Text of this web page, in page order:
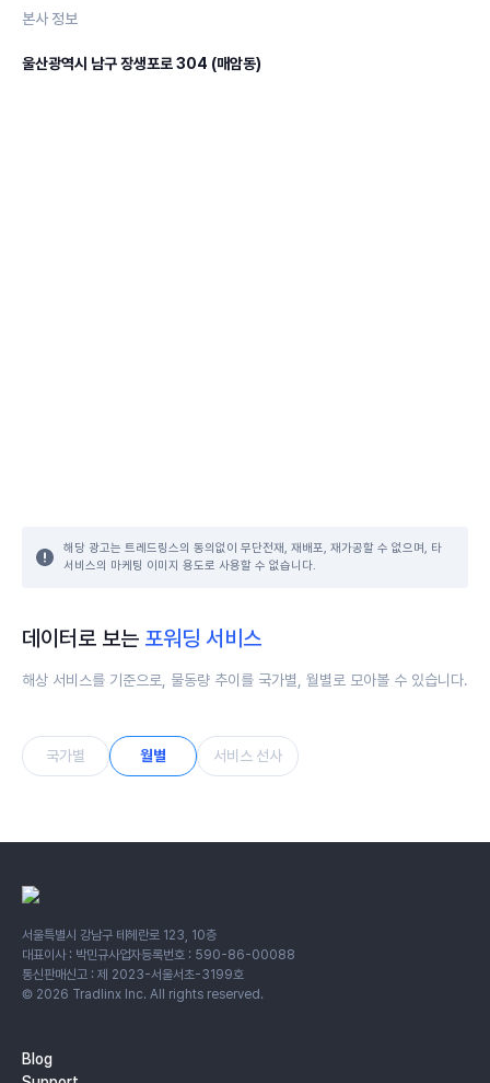
본사 정보
울산광역시 남구 장생포로 304 (매암동)
해당 광고는 트레드링스의 동의없이 무단전재, 재배포, 재가공할 수 없으며, 타
서비스의 마케팅 이미지 용도로 사용할 수 없습니다.
데이터로 보는 포워딩 서비스
해상 서비스를 기준으로, 물동량 추이를 국가별, 월별로 모아볼 수 있습니다.
국가별 월별 서비스 선사
서울특별시 강남구 테헤란로 123, 10층
대표이사 : 박민규사업자등록번호 : 590-86-00088
통신판매신고 : 제 2023-서울서초-3199호
© 2026 Tradlinx Inc. All rights reserved.
Blog